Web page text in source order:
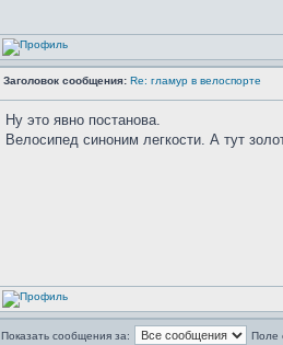
Заголовок сообщения: Re: гламур в велоспорте
Ну это явно постанова.
Велосипед синоним легкости. А тут
Показать сообщения за: Поле